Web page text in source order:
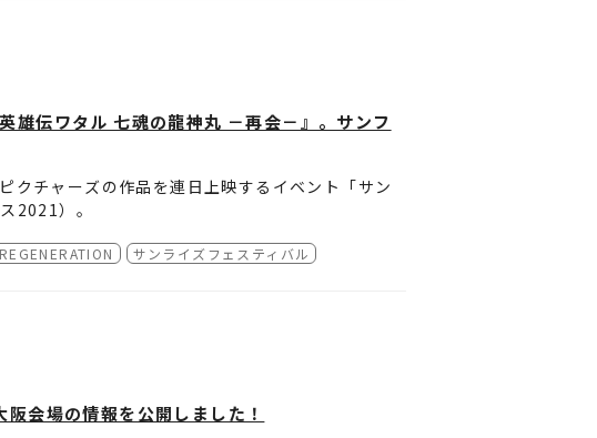
じめご了承下さい。
編
じめご了承下さい。
じめご了承下さい。
雄伝ワタル 七魂の龍神丸 －再会－』。サンフ
クチャーズの作品を連日上映するイベント「サン
2021）。
た。
サンライズフェスティバル
会場の情報を公開しました！